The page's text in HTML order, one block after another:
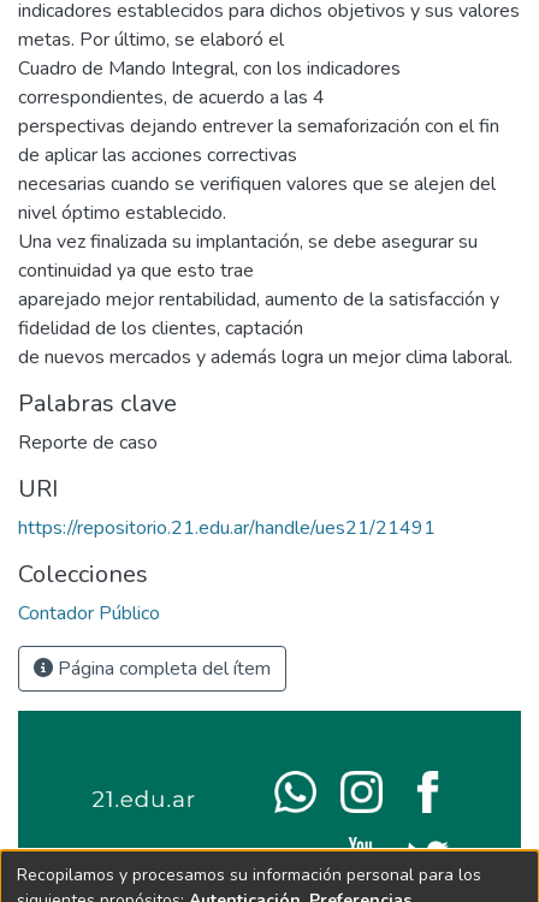
indicadores establecidos para dichos objetivos y sus valores
metas. Por último, se elaboró el
Cuadro de Mando Integral, con los indicadores
correspondientes, de acuerdo a las 4
perspectivas dejando entrever la semaforización con el fin
de aplicar las acciones correctivas
necesarias cuando se verifiquen valores que se alejen del
nivel óptimo establecido.
Una vez finalizada su implantación, se debe asegurar su
continuidad ya que esto trae
aparejado mejor rentabilidad, aumento de la satisfacción y
fidelidad de los clientes, captación
de nuevos mercados y además logra un mejor clima laboral.
Palabras clave
Reporte de caso
URI
https://repositorio.21.edu.ar/handle/ues21/21491
Colecciones
Contador Público
Página completa del ítem
Recopilamos y procesamos su información personal para los